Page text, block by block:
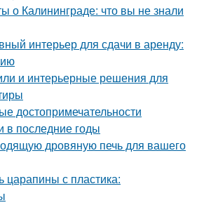
о Калининграде: что вы не знали
интерьер для сдачи в аренду:
и интерьерные решения для
достопримечательности
в последние годы
дровяную печь для вашего
царапины с пластика: